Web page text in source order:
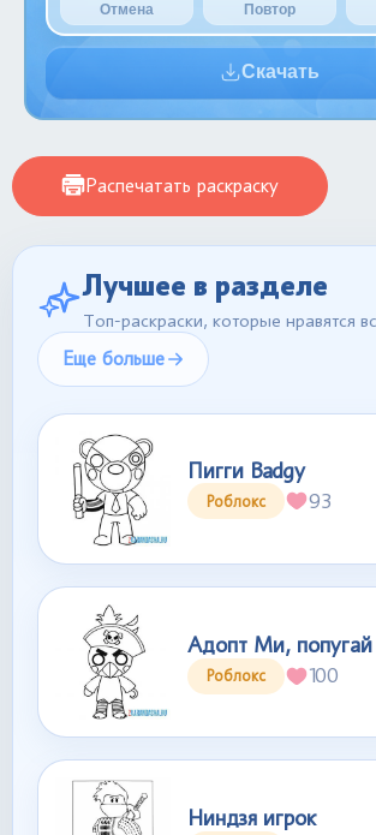
Отмена Повтор
Скачать
Распечатать раскраску
Лучшее в разделе
Топ-раскраски, которые нравятся
Еще больше
Пигги Badgy
Роблокс 93
Адопт Ми, попугай
Роблокс 100
Ниндзя игрок